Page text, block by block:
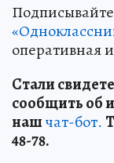
оперативная
Стали
сообщить об
нашчат-бот.
48-78.